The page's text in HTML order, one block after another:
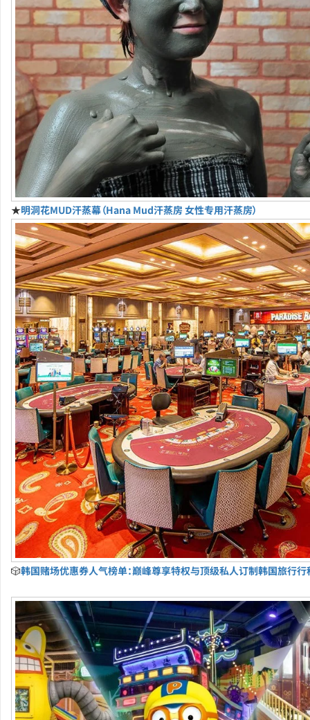
★明洞花MUD汗蒸幕（Hana Mud汗蒸房 女性专用汗蒸房）
🎲韩国赌场优惠券人气榜单：巅峰尊享特权与顶级私人订制韩国旅行行